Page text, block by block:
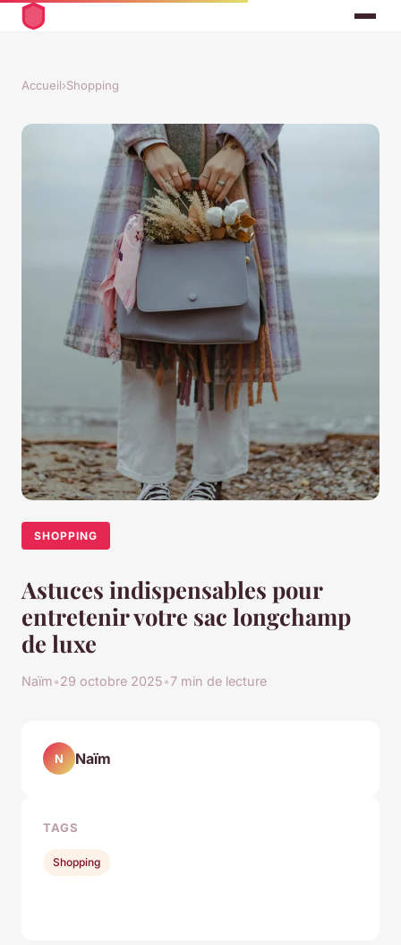
Accueil›Shopping
SHOPPING
Astuces indispensables pour
entretenir votre sac longchamp
de luxe
Naïm•29 octobre 2025•7 min de lecture
N Naïm
TAGS
Shopping